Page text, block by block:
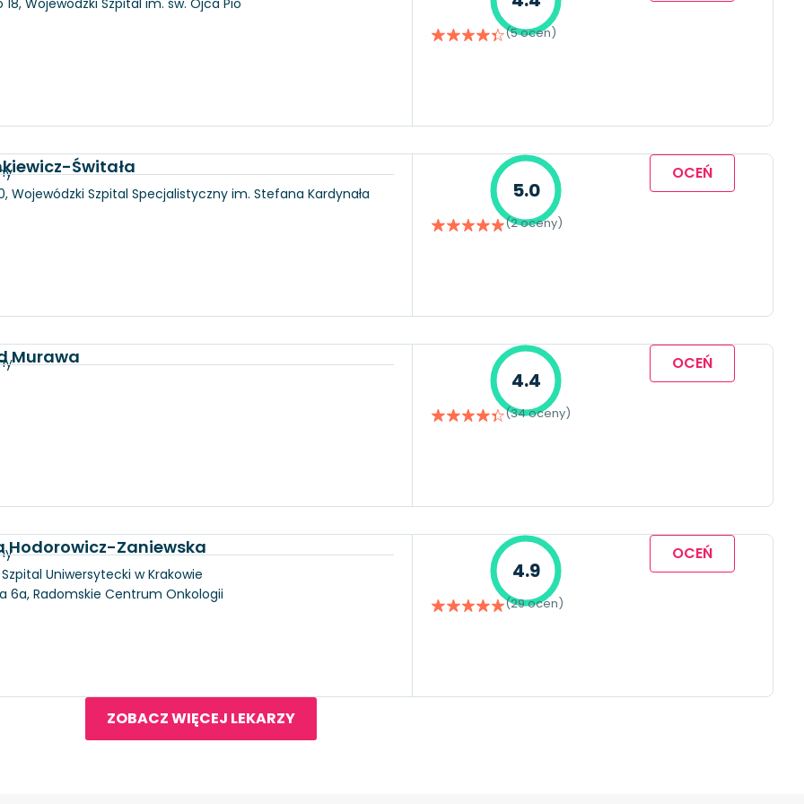
(5 ocen)
Świtała
Wojewódzki Szpital Specjalistyczny im. Stefana Kardynała
5.0
(2 oceny)
OCEŃ
Murawa
4.4
(34 oceny)
OCEŃ
Hodorowicz-Zaniewska
Uniwersytecki w Krakowie
6a, Radomskie Centrum Onkologii
4.9
(29 ocen)
OCEŃ
ZOBACZ WIĘCEJ LEKARZY